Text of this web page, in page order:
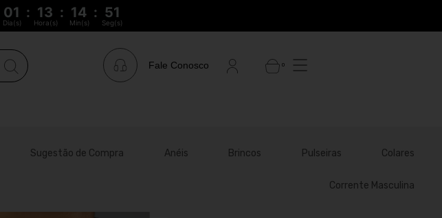
01 : 13 : 14 : 51
Dia(s) Hora(s) Min(s) Seg(s)
Fale Conosco 0
Sugestão de Compra Anéis Brincos Pulseiras Colares
Corrente Masculina